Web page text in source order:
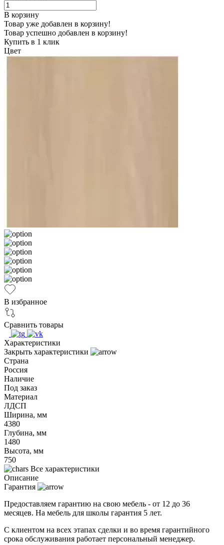
В корзину
Товар уже добавлен в корзину!
Товар успешно добавлен в корзину!
Купить в 1 клик
Цвет
В избранное
Сравнить товары
Характеристики
Закрыть характеристики
Страна
Россия
Наличие
Под заказ
Материал
ЛДСП
Ширина, мм
4380
Глубина, мм
1480
Высота, мм
750
Все характеристики
Описание
Гарантия
Предоставляем гарантию на свою мебель - от 12 до 36
месяцев. На мебель для школы гарантия 5 лет.
С клиентом на всех этапах сделки и во время гарантийного
срока обслуживания работает персональный менеджер.